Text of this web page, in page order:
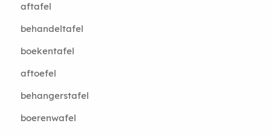
aftafel
behandeltafel
boekentafel
aftoefel
behangerstafel
boerenwafel